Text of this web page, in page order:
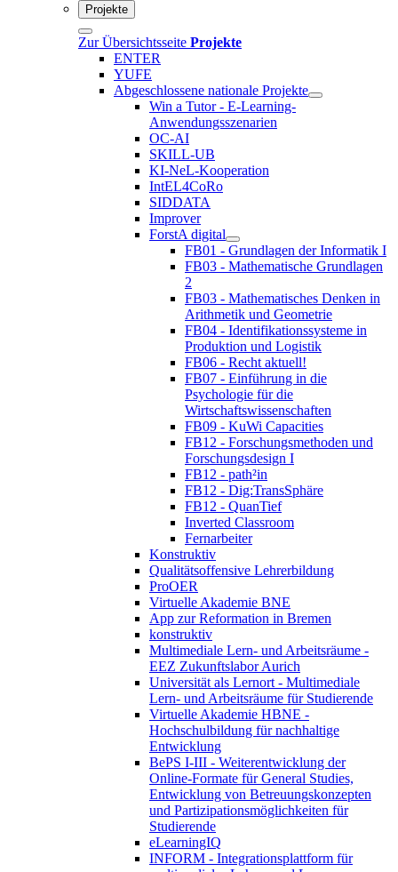
Projekte
Zur Übersichtsseite Projekte
ENTER
YUFE
Abgeschlossene nationale Projekte
Win a Tutor - E-Learning-
Anwendungsszenarien
OC-AI
SKILL-UB
KI-NeL-Kooperation
IntEL4CoRo
SIDDATA
Improver
ForstA digital
FB01 - Grundlagen der Informatik I
FB03 - Mathematische Grundlagen
2
FB03 - Mathematisches Denken in
Arithmetik und Geometrie
FB04 - Identifikationssysteme in
Produktion und Logistik
FB06 - Recht aktuell!
FB07 - Einführung in die
Psychologie für die
Wirtschaftswissenschaften
FB09 - KuWi Capacities
FB12 - Forschungsmethoden und
Forschungsdesign I
FB12 - path²in
FB12 - Dig:TransSphäre
FB12 - QuanTief
Inverted Classroom
Fernarbeiter
Konstruktiv
Qualitätsoffensive Lehrerbildung
ProOER
Virtuelle Akademie BNE
App zur Reformation in Bremen
konstruktiv
Multimediale Lern- und Arbeitsräume -
EEZ Zukunftslabor Aurich
Universität als Lernort - Multimediale
Lern- und Arbeitsräume für Studierende
Virtuelle Akademie HBNE -
Hochschulbildung für nachhaltige
Entwicklung
BePS I-III - Weiterentwicklung der
Online-Formate für General Studies,
Entwicklung von Betreuungskonzepten
und Partizipationsmöglichkeiten für
Studierende
eLearningIQ
INFORM - Integrationsplattform für